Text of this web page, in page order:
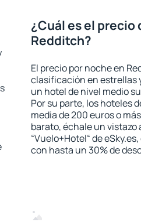
¿Cuál es el precio
Redditch?
El precio por noche en
clasificación en estrellas
un hotel de nivel medio
Por su parte, los hoteles
media de 200 euros o
barato, échale un vistazo
“Vuelo+Hotel“ de
con hasta un 30% de